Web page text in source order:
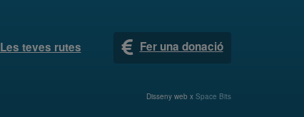
Les teves rutes Fer una donació
Disseny web x Space Bits